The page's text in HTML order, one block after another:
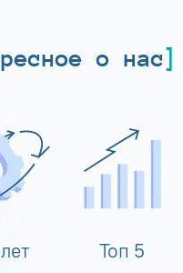
о нас
лет Топ 5